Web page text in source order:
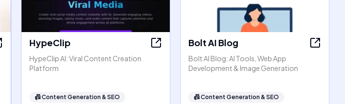
HypeClip
HypeClip AI: Viral Content Creation
Platform
📠Content Generation & SEO
Bolt AI Blog
Bolt AI Blog: AI Tools, Web App
Development & Image Generation
📠Content Generation & SEO